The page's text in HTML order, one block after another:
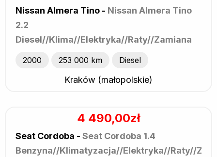
Nissan Almera Tino - Nissan Almera Tino
2.2
Diesel//Klima//Elektryka//Raty//Zamiana
2000 253 000 km Diesel
Kraków (małopolskie)
4 490,00zł
Seat Cordoba - Seat Cordoba 1.4
Benzyna//Klimatyzacja//Elektryka//Raty//